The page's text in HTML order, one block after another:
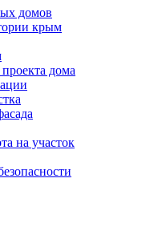
домов
крым
дома
на участок